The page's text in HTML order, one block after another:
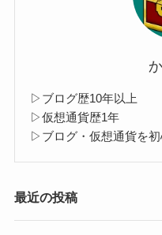
▷ブログ歴10年以上
▷仮想通貨歴1年
▷ブログ・仮想通貨を
最近の投稿